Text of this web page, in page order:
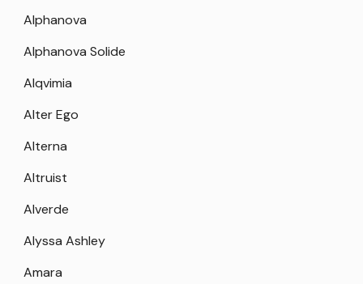
Alphanova
Alphanova Solide
Alqvimia
Alter Ego
Alterna
Altruist
Alverde
Alyssa Ashley
Amara